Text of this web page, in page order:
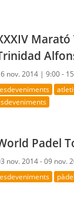
nov. 2014 |9:00 -
esdeveniments
Padel
nov. 2014 - 09 nov.
esdeveniments pàdel